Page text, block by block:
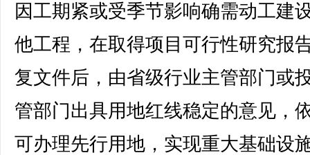
因工期紧或受季节影响确需动工建
他工程，在取得项目可行性研究报
复文件后，由省级行业主管部门或
管部门出具用地红线稳定的意见，
可办理先行用地，实现重大基础设